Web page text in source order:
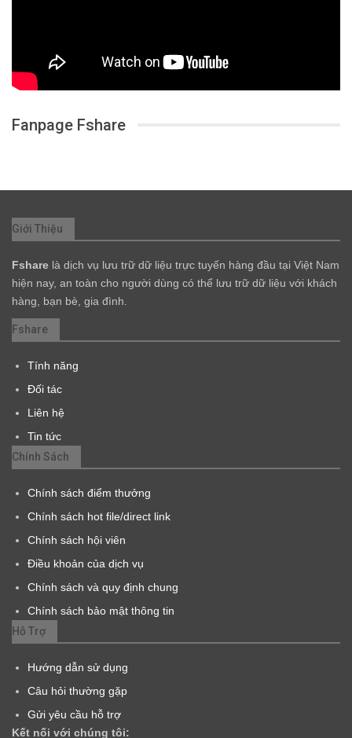
Fanpage Fshare
Giới Thiệu
Fshare là dịch vụ lưu trữ dữ liệu trực tuyến hàng đầu tại Việt Nam
hiện nay, an toàn cho người dùng có thể lưu trữ dữ liệu với khách
hàng, bạn bè, gia đình.
Fshare
Tính năng
Đối tác
Liên hệ
Tin tức
Chính Sách
Chính sách điểm thưởng
Chính sách hot file/direct link
Chính sách hội viên
Điều khoản của dịch vụ
Chính sách và quy định chung
Chính sách bảo mật thông tin
Hỗ Trợ
Hướng dẫn sử dụng
Câu hỏi thường gặp
Gửi yêu cầu hỗ trợ
Kết nối với chúng tôi: